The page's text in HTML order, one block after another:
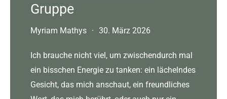
Gruppe
Myriam Mathys · 30. März 2026
Ich brauche nicht viel, um zwischendurch mal
ein bisschen Energie zu tanken: ein lächelndes
Gesicht, das mich anschaut, ein freundliches